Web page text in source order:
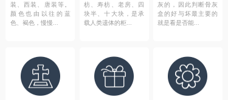
装、西装、唐装等。
颜色也由以往的蓝
色、褐色，慢慢...
枋、寿枋、老房、四
块半、十大块，是承
载人类遗体的柜...
灰的，因此判断骨灰
盒的好与坏最主要的
就是看是否能...